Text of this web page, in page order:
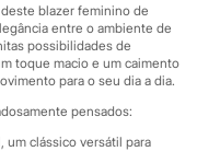
blazer feminino de
entre o ambiente de
possibilidades de
toque macio e um caimento
para o seu dia a dia.
pensados:
um clássico versátil para